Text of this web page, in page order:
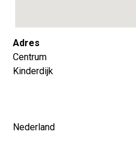
Adres
Centrum
Kinderdijk
Nederland